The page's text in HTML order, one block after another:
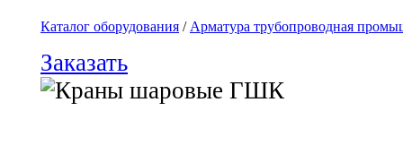
Каталог оборудования / Арматура трубопроводная
Заказать